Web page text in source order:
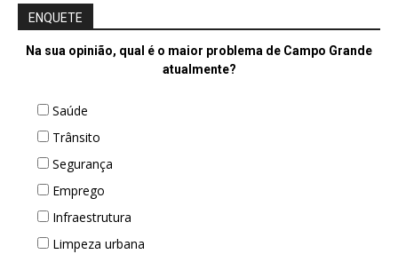
ENQUETE
Na sua opinião, qual é o maior problema de Campo Grande
atualmente?
Saúde
Trânsito
Segurança
Emprego
Infraestrutura
Limpeza urbana